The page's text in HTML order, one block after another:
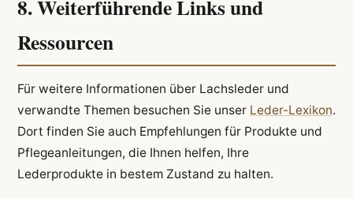
8. Weiterführende Links und
Ressourcen
Für weitere Informationen über Lachsleder und
verwandte Themen besuchen Sie unser Leder-Lexikon.
Dort finden Sie auch Empfehlungen für Produkte und
Pflegeanleitungen, die Ihnen helfen, Ihre
Lederprodukte in bestem Zustand zu halten.